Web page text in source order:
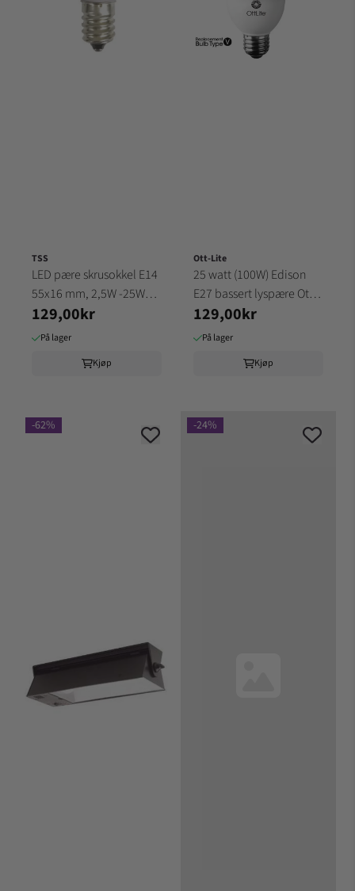
TSS
LED pære skrusokkel E14
55x16 mm, 2,5W -25W
240lm, 4000K frekven
129,00kr
På lager
Kjøp
Ott-Lite
25 watt (100W) Edison
E27 bassert lyspære Ott
Lite (36A4/36B4)
129,00kr
På lager
Kjøp
-62% -24%